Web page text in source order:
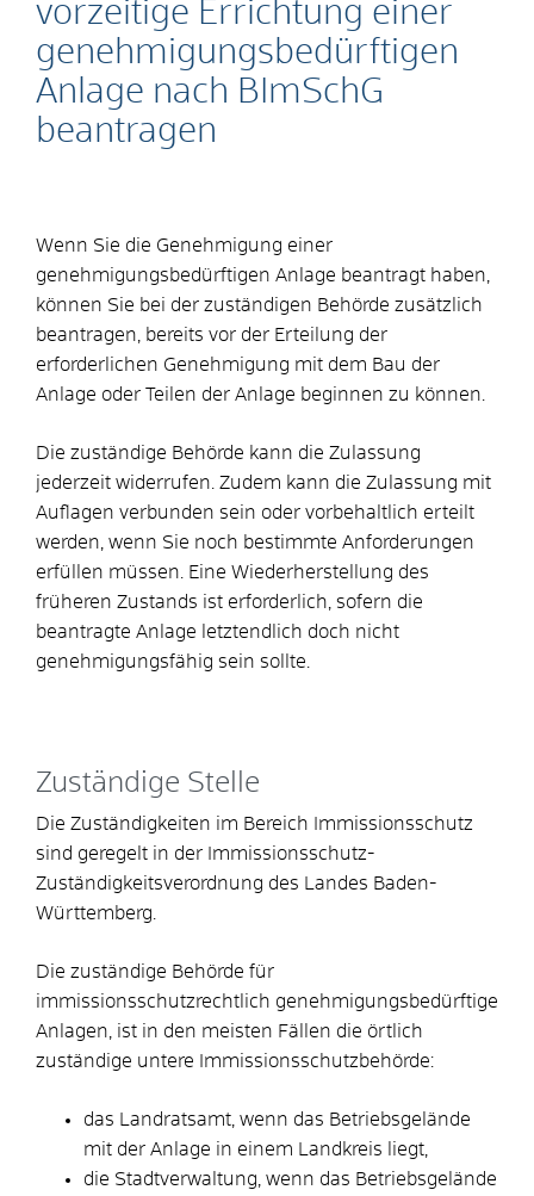
vorzeitige Errichtung einer
genehmigungsbedürftigen
Anlage nach BImSchG
beantragen
Wenn Sie die Genehmigung einer
genehmigungsbedürftigen Anlage beantragt haben,
können Sie bei der zuständigen Behörde zusätzlich
beantragen, bereits vor der Erteilung der
erforderlichen Genehmigung mit dem Bau der
Anlage oder Teilen der Anlage beginnen zu können.
Die zuständige Behörde kann die Zulassung
jederzeit widerrufen. Zudem kann die Zulassung mit
Auflagen verbunden sein oder vorbehaltlich erteilt
werden, wenn Sie noch bestimmte Anforderungen
erfüllen müssen. Eine Wiederherstellung des
früheren Zustands ist erforderlich, sofern die
beantragte Anlage letztendlich doch nicht
genehmigungsfähig sein sollte.
Zuständige Stelle
Die Zuständigkeiten im Bereich Immissionsschutz
sind geregelt in der Immissionsschutz-
Zuständigkeitsverordnung des Landes Baden-
Württemberg.
Die zuständige Behörde für
immissionsschutzrechtlich genehmigungsbedürftige
Anlagen, ist in den meisten Fällen die örtlich
zuständige untere Immissionsschutzbehörde:
das Landratsamt, wenn das Betriebsgelände
mit der Anlage in einem Landkreis liegt,
die Stadtverwaltung, wenn das Betriebsgelände